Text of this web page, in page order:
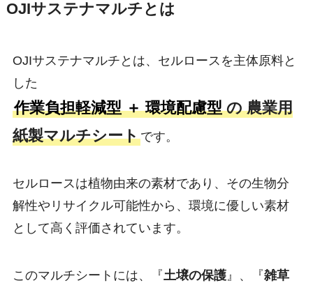
OJIサステナマルチとは
OJIサステナマルチとは、セルロースを主体原料と
した
作業負担軽減型 ＋ 環境配慮型 の 農業用
紙製マルチシートです。
セルロースは植物由来の素材であり、その生物分
解性やリサイクル可能性から、環境に優しい素材
として高く評価されています。
このマルチシートには、『土壌の保護』、『雑草